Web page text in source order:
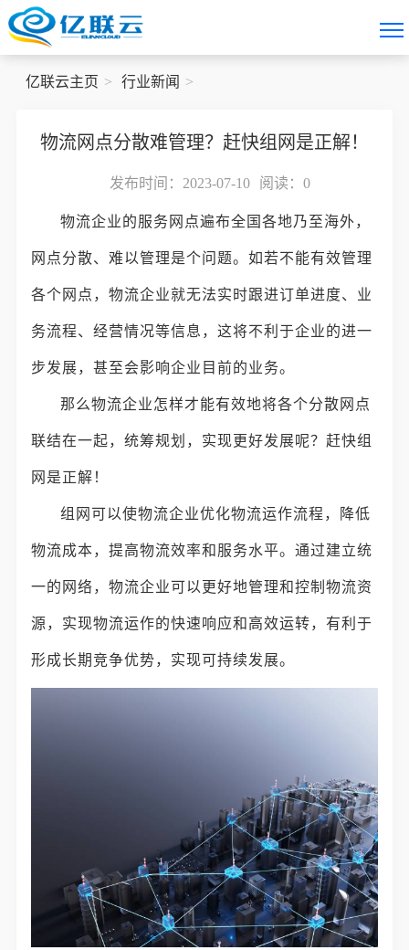
亿联云主页 行业新闻
物流网点分散难管理？赶快组网是正解！
发布时间：2023-07-10 阅读： 0
物流企业的服务网点遍布全国各地乃至海外，
网点分散、难以管理是个问题。如若不能有效管理
各个网点，物流企业就无法实时跟进订单进度、业
务流程、经营情况等信息，这将不利于企业的进一
步发展，甚至会影响企业目前的业务。
那么物流企业怎样才能有效地将各个分散网点
联结在一起，统筹规划，实现更好发展呢？赶快组
网是正解！
组网可以使物流企业优化物流运作流程，降低
物流成本，提高物流效率和服务水平。通过建立统
一的网络，物流企业可以更好地管理和控制物流资
源，实现物流运作的快速响应和高效运转，有利于
形成长期竞争优势，实现可持续发展。